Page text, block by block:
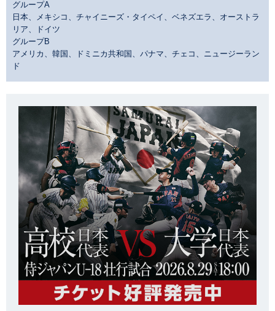
グループA
日本、メキシコ、チャイニーズ・タイペイ、ベネズエラ、オーストラ
リア、ドイツ
グループB
アメリカ、韓国、ドミニカ共和国、パナマ、チェコ、ニュージーラン
ド